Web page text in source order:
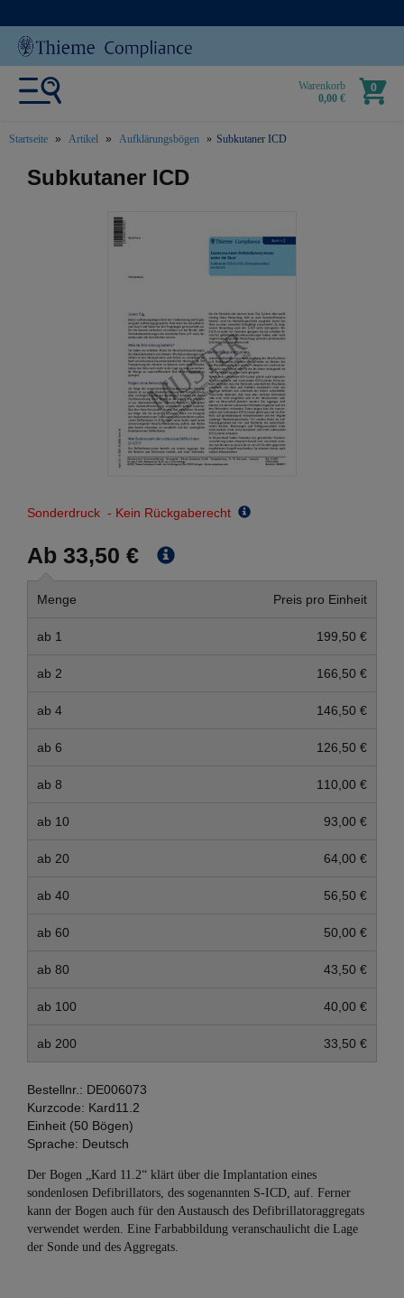
Warenkorb
0,00 €
0
Startseite Artikel Aufklärungsbögen Subkutaner ICD
text.skipToContent
text.skipToNavigation
Subkutaner ICD
Sonderdruck - Kein Rückgaberecht
Ab 33,50 €
Menge Preis pro Einheit
ab 1 199,50 €
ab 2 166,50 €
ab 4 146,50 €
ab 6 126,50 €
ab 8 110,00 €
ab 10 93,00 €
ab 20 64,00 €
ab 40 56,50 €
ab 60 50,00 €
ab 80 43,50 €
ab 100 40,00 €
ab 200 33,50 €
Bestellnr.: DE006073
Kurzcode: Kard11.2
Einheit (50 Bögen)
Sprache: Deutsch
Der Bogen „Kard 11.2“ klärt über die Implantation eines
sondenlosen Defibrillators, des sogenannten S-ICD, auf. Ferner
kann der Bogen auch für den Austausch des Defibrillatoraggregats
verwendet werden. Eine Farbabbildung veranschaulicht die Lage
der Sonde und des Aggregats.